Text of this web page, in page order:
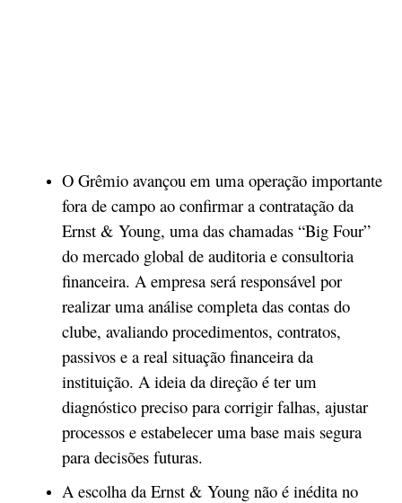
O Grêmio avançou em uma operação importante
fora de campo ao confirmar a contratação da
Ernst & Young, uma das chamadas “Big Four”
do mercado global de auditoria e consultoria
financeira. A empresa será responsável por
realizar uma análise completa das contas do
clube, avaliando procedimentos, contratos,
passivos e a real situação financeira da
instituição. A ideia da direção é ter um
diagnóstico preciso para corrigir falhas, ajustar
processos e estabelecer uma base mais segura
para decisões futuras.
A escolha da Ernst & Young não é inédita no